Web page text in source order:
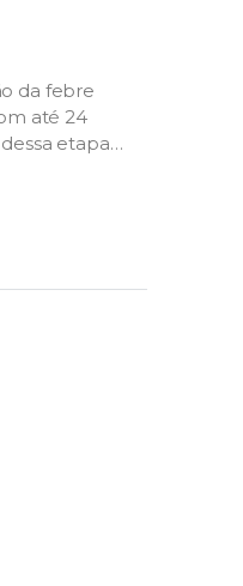
da febre
até 24
etapa